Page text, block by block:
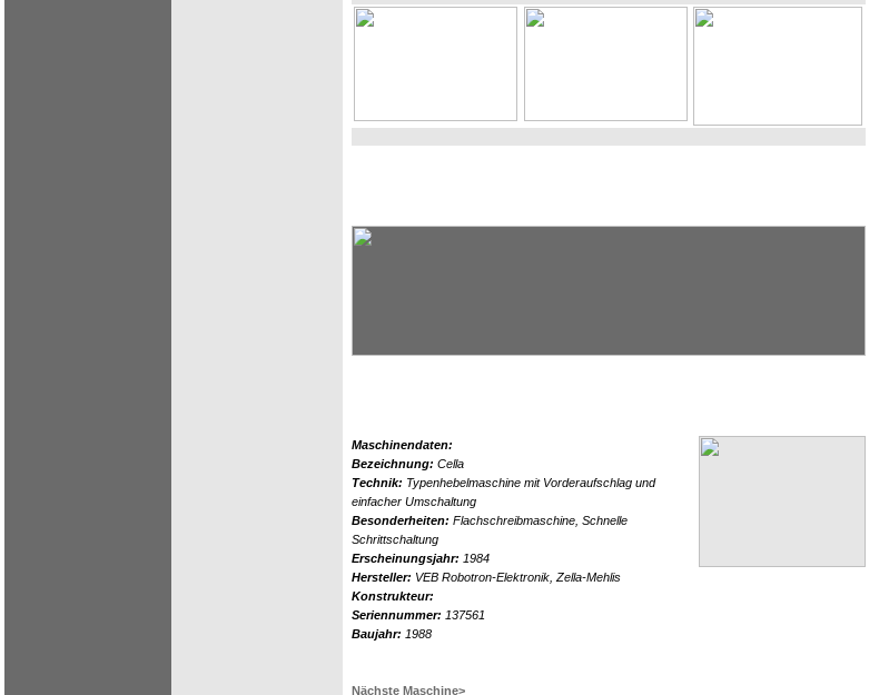
Maschinendaten:
Bezeichnung: Cella
Technik: Typenhebelmaschine mit Vorderaufschlag und
einfacher Umschaltung
Besonderheiten: Flachschreibmaschine, Schnelle
Schrittschaltung
Erscheinungsjahr: 1984
Hersteller: VEB Robotron-Elektronik, Zella-Mehlis
Konstrukteur:
Seriennummer: 137561
Baujahr: 1988
Nächste Maschine>